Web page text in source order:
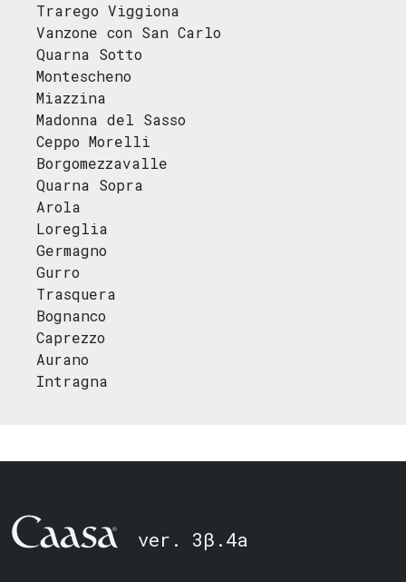
Trarego Viggiona
Vanzone con San Carlo
Quarna Sotto
Montescheno
Miazzina
Madonna del Sasso
Ceppo Morelli
Borgomezzavalle
Quarna Sopra
Arola
Loreglia
Germagno
Gurro
Trasquera
Bognanco
Caprezzo
Aurano
Intragna
ver. 3β.4a